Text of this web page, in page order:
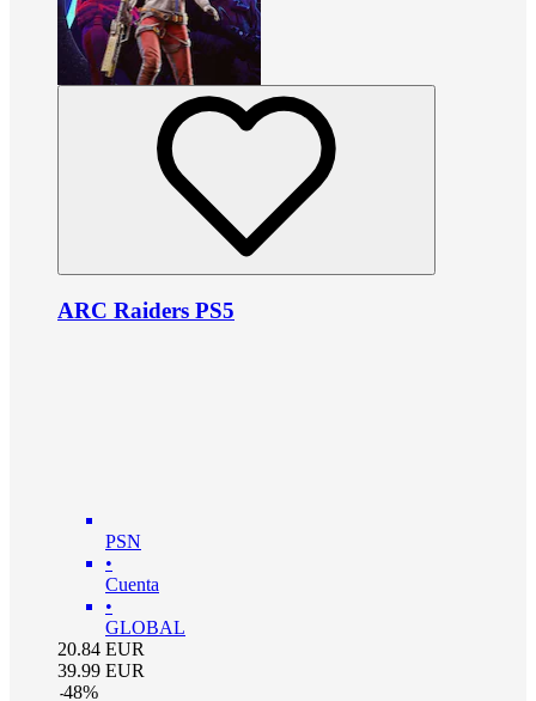
ARC Raiders PS5
PSN
•
Cuenta
•
GLOBAL
20.84 EUR
39.99 EUR
-48%